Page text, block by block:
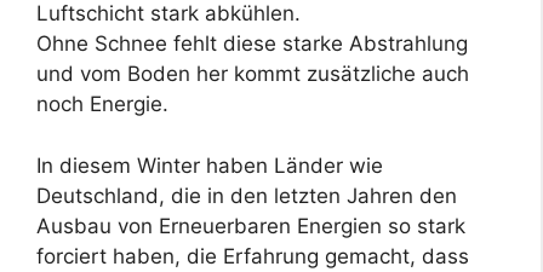
Luftschicht stark abkühlen.
Ohne Schnee fehlt diese starke Abstrahlung
und vom Boden her kommt zusätzliche auch
noch Energie.
In diesem Winter haben Länder wie
Deutschland, die in den letzten Jahren den
Ausbau von Erneuerbaren Energien so stark
forciert haben, die Erfahrung gemacht, dass